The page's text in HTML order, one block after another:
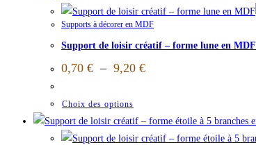
Supports à décorer en MDF
Support de loisir créatif – forme lune en MDF
0,70 € – 9,20 €
Choix des options